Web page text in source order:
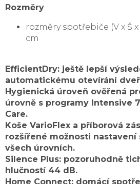
Rozměry
rozměry spotřebiče (V x Š x
cm
EfficientDry: ještě lepší
automatickému otevírání
Hygienická úroveň ověřená
úrovně s programy Intensive
Care.
Koše VarioFlex a příborová
rozšířené možnosti nastavení
všech úrovních.
Silence Plus: pozoruhodně
hlučností 44 dB.
Home Connect: domácí